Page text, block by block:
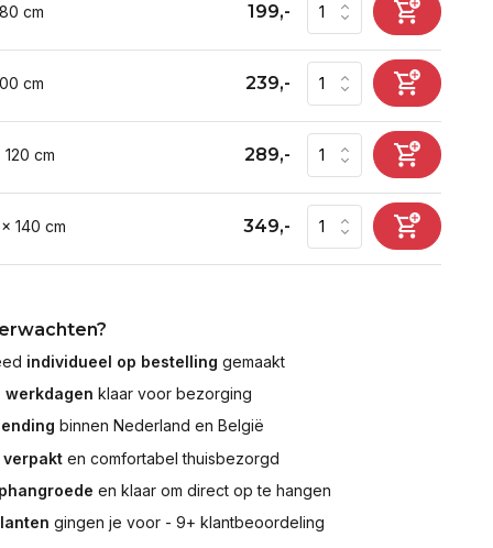
cm 199,-
cm 239,-
cm 289,-
140 cm 349,-
individueel op bestelling gemaakt
werkdagen klaar voor bezorging
binnen Nederland en België
en comfortabel thuisbezorgd
en klaar om direct op te hangen
gingen je voor - 9+ klantbeoordeling